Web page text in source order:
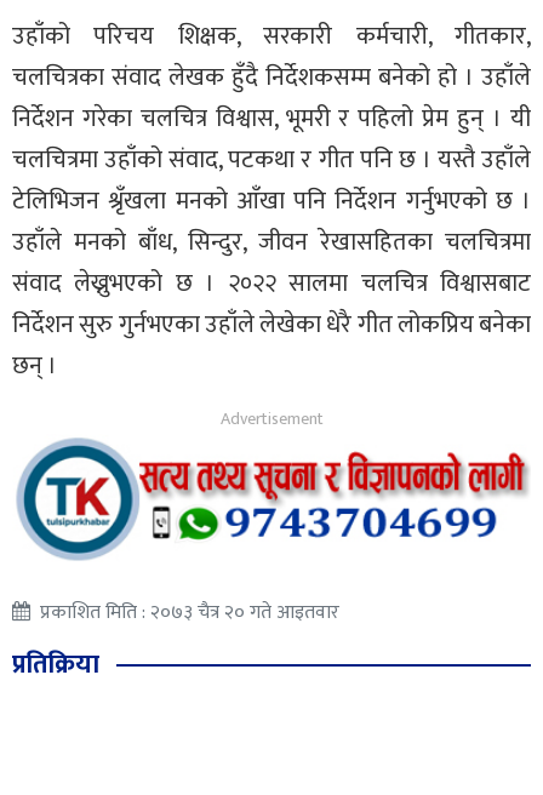
उहाँको परिचय शिक्षक, सरकारी कर्मचारी, गीतकार,
चलचित्रका संवाद लेखक हुँदै निर्देशकसम्म बनेको हो । उहाँले
निर्देशन गरेका चलचित्र विश्वास, भूमरी र पहिलो प्रेम हुन् । यी
चलचित्रमा उहाँको संवाद, पटकथा र गीत पनि छ । यस्तै उहाँले
टेलिभिजन श्रृँखला मनको आँखा पनि निर्देशन गर्नुभएको छ ।
उहाँले मनको बाँध, सिन्दुर, जीवन रेखासहितका चलचित्रमा
संवाद लेख्नुभएको छ । २०२२ सालमा चलचित्र विश्वासबाट
निर्देशन सुरु गुर्नभएका उहाँले लेखेका धेरै गीत लोकप्रिय बनेका
छन् ।
प्रकाशित मिति : २०७३ चैत्र २० गते आइतवार
प्रतिक्रिया